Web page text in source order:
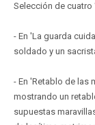
Selección de cuatro
- En 'La guarda
soldado y un
- En 'Retablo de las
mostrando un
supuestas